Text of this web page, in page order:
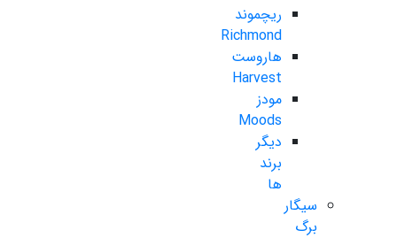
ریچموند
Richmond
هاروست
Harvest
مودز
Moods
دیگر
برند
ها
سیگار
برگ